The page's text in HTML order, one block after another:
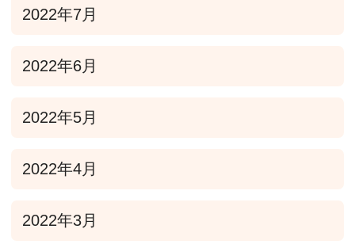
2022年7月
2022年6月
2022年5月
2022年4月
2022年3月